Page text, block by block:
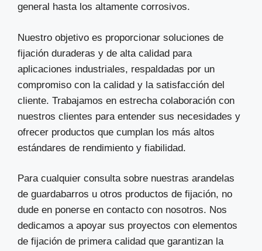
general hasta los altamente corrosivos.
Nuestro objetivo es proporcionar soluciones de
fijación duraderas y de alta calidad para
aplicaciones industriales, respaldadas por un
compromiso con la calidad y la satisfacción del
cliente. Trabajamos en estrecha colaboración con
nuestros clientes para entender sus necesidades y
ofrecer productos que cumplan los más altos
estándares de rendimiento y fiabilidad.
Para cualquier consulta sobre nuestras arandelas
de guardabarros u otros productos de fijación, no
dude en ponerse en contacto con nosotros. Nos
dedicamos a apoyar sus proyectos con elementos
de fijación de primera calidad que garantizan la